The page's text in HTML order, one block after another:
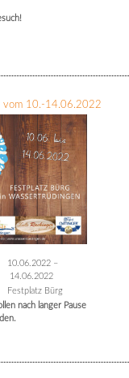
vom 10.-14.06.2022
10.06.2022 –
14.06.2022
Festplatz Bürg
nach langer Pause